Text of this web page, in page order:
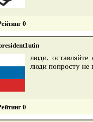
0
люди.
люди попросту не
0